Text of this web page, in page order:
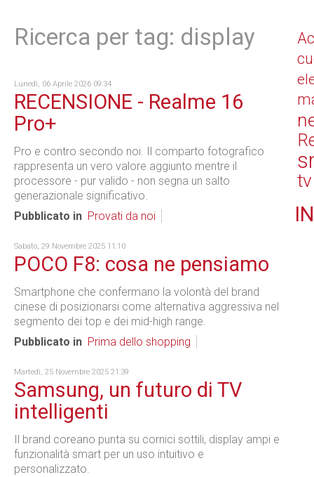
Ricerca per tag: display
Lunedì, 06 Aprile 2026 09:34
RECENSIONE - Realme 16
Pro+
Pro e contro secondo noi. Il comparto fotografico
rappresenta un vero valore aggiunto mentre il
processore - pur valido - non segna un salto
generazionale significativo.
Pubblicato in Provati da noi
Sabato, 29 Novembre 2025 11:10
POCO F8: cosa ne pensiamo
Smartphone che confermano la volontà del brand
cinese di posizionarsi come alternativa aggressiva nel
segmento dei top e dei mid-high range.
Pubblicato in Prima dello shopping
Martedì, 25 Novembre 2025 21:39
Samsung, un futuro di TV
intelligenti
Il brand coreano punta su cornici sottili, display ampi e
funzionalità smart per un uso intuitivo e
personalizzato.
tv
IN